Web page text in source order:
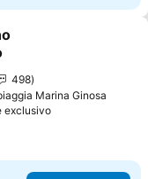
aos favoritos
498
Marina Ginosa
exclusivoVer preços